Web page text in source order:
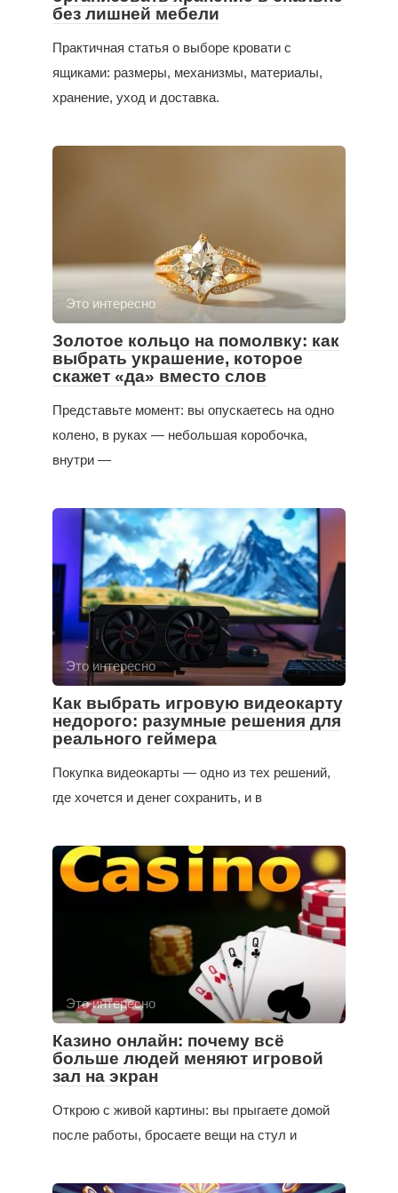
без лишней мебели
Практичная статья о выборе кровати с
ящиками: размеры, механизмы, материалы,
хранение, уход и доставка.
Это интересно
Золотое кольцо на помолвку: как
выбрать украшение, которое
скажет «да» вместо слов
Представьте момент: вы опускаетесь на одно
колено, в руках — небольшая коробочка,
внутри —
Это интересно
Как выбрать игровую видеокарту
недорого: разумные решения для
реального геймера
Покупка видеокарты — одно из тех решений,
где хочется и денег сохранить, и в
Это интересно
Казино онлайн: почему всё
больше людей меняют игровой
зал на экран
Открою с живой картины: вы прыгаете домой
после работы, бросаете вещи на стул и